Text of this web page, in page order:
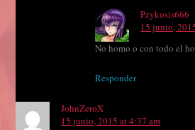
Pzykosis666
15 junio,
No homo o con todo el
Responder
JohnZeroX
15 junio, 2015 at 4:37 am